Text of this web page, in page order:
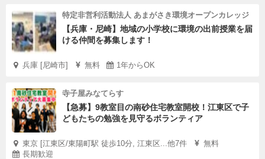
特定非営利活動法人 あまがさき環境オープンカレッジ
【兵庫・尼崎】地域の小学校に環境の出前授業を届
ける仲間を募集します！
兵庫 [尼崎市] 無料 1年からOK
寺子屋みなてらす
【急募】9教室目の南砂住宅教室開校！江東区で子
どもたちの勉強を見守るボランティア
東京 [江東区/東陽町駅 徒歩10分, 江東区...他7件
無料
長期歓迎